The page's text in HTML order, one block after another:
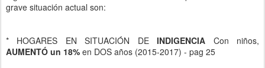
AUMENTÓ un 18%en DOS años (2015-2017) - pag 25
un 14%en DOS años (2015-2017) - pag 27